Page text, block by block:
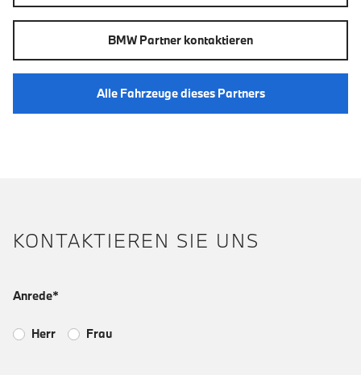
BMW Partner kontaktieren
Alle Fahrzeuge dieses Partners
KONTAKTIEREN SIE UNS
Anrede*
Herr Frau